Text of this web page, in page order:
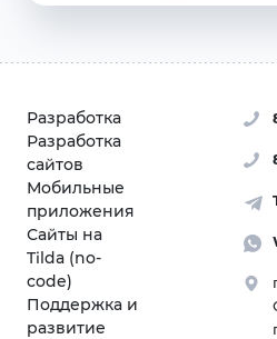
Разработка
Разработка
сайтов
Мобильные
приложения
Сайты на
Tilda (no-
code)
Поддержка и
развитие